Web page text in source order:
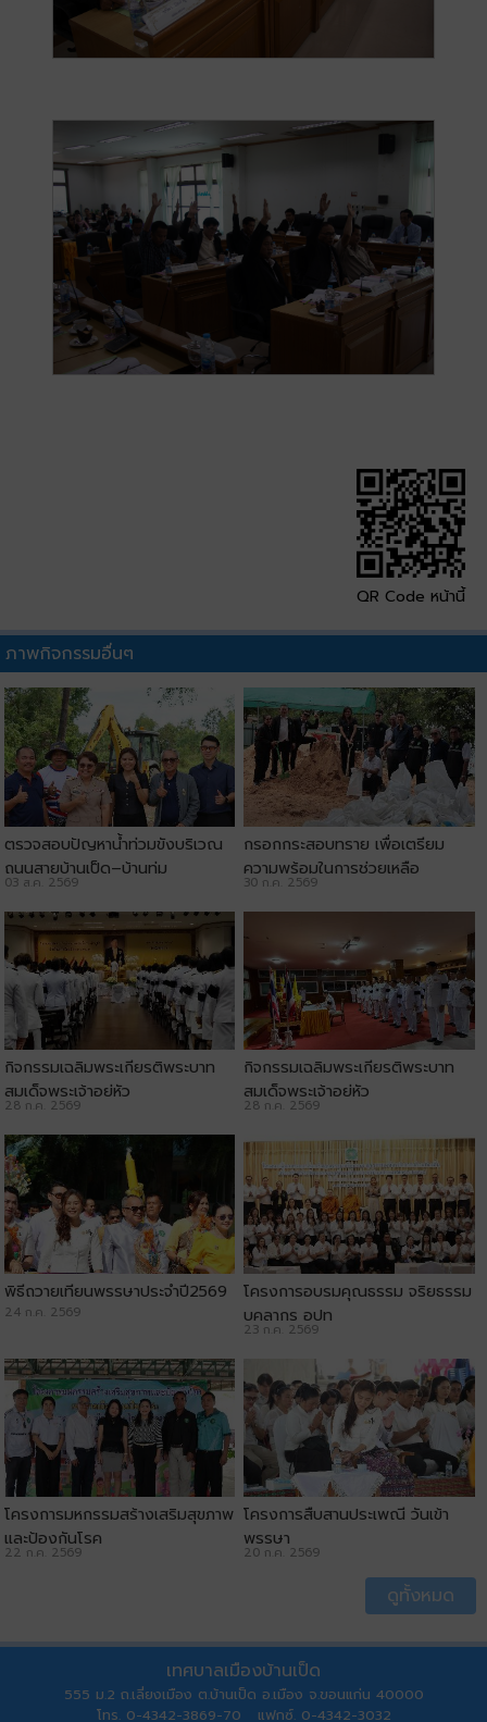
QR Code หน้านี้
ภาพกิจกรรมอื่นๆ
ตรวจสอบปัญหาน้ำท่วมขังบริเวณ
ถนนสายบ้านเป็ด–บ้านทุ่ม
03 ส.ค. 2569
กรอกกระสอบทราย เพื่อเตรียม
ความพร้อมในการช่วยเหลือ
ประชาชน
30 ก.ค. 2569
กิจกรรมเฉลิมพระเกียรติพระบาท
สมเด็จพระเจ้าอยู่หัว
28 ก.ค. 2569
กิจกรรมเฉลิมพระเกียรติพระบาท
สมเด็จพระเจ้าอยู่หัว
28 ก.ค. 2569
พิธีถวายเทียนพรรษาประจำปี2569
24 ก.ค. 2569
โครงการอบรมคุณธรรม จริยธรรม
บุคลากร อปท
23 ก.ค. 2569
โครงการมหกรรมสร้างเสริมสุขภาพ
และป้องกันโรค
22 ก.ค. 2569
โครงการสืบสานประเพณี วันเข้า
พรรษา
20 ก.ค. 2569
ดูทั้งหมด
เทศบาลเมืองบ้านเป็ด
555 ม.2 ถ.เลี่ยงเมือง ต.บ้านเป็ด อ.เมือง จ.ขอนแก่น 40000
โทร. 0-4342-3869-70 แฟกซ์. 0-4342-3032